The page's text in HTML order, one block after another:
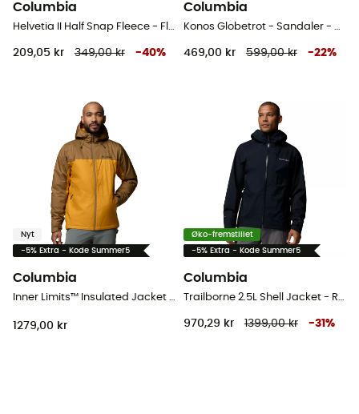
Columbia
Helvetia II Half Snap Fleece - Fleecejakke - Barn
209,05 kr 349,00 kr -40%
Columbia
Konos Globetrot - Sandaler - Herrer
469,00 kr 599,00 kr -22%
Nyt
-5% Extra - Kode Summer5
Columbia
Inner Limits™ Insulated Jacket - Jakke - Herrer
1279,00 kr
Øko-fremstillet
-5% Extra - Kode Summer5
Columbia
Trailborne 2.5L Shell Jacket - Regnjakke - Herrer
970,29 kr 1399,00 kr -31 %